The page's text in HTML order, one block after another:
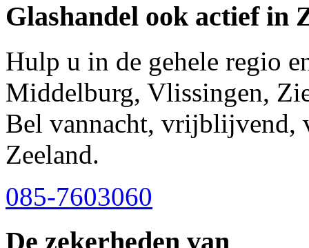
Glashandel ook actief in
Hulp u in de gehele regio
Middelburg, Vlissingen,
Bel vannacht, vrijblijvend,
Zeeland.
085-7603060
De zekerheden van